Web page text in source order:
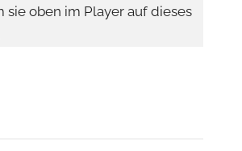
sie oben im Player auf dieses